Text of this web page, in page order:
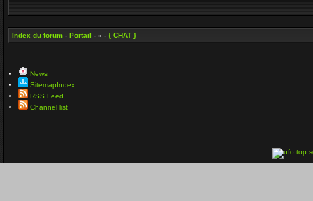
Index du forum - Portail - » - { CHAT }
News
SitemapIndex
RSS Feed
Channel list